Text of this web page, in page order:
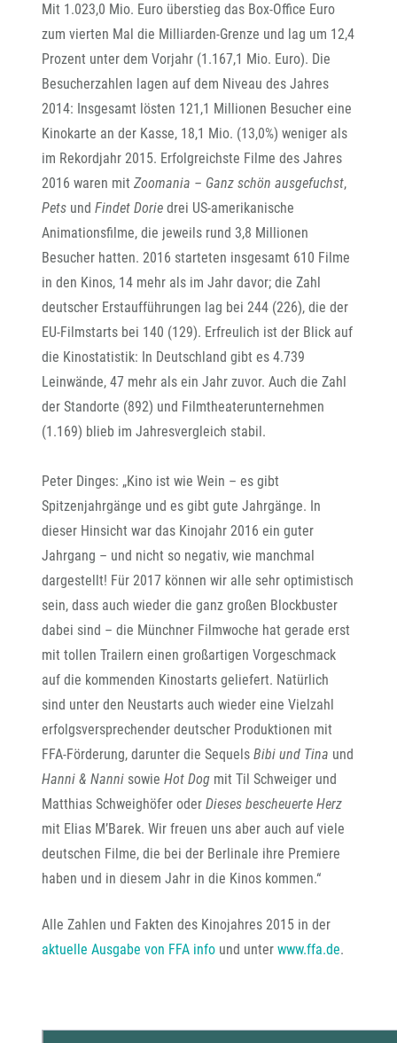
Mit 1.023,0 Mio. Euro überstieg das Box-Office Euro
zum vierten Mal die Milliarden-Grenze und lag um 12,4
Prozent unter dem Vorjahr (1.167,1 Mio. Euro). Die
Besucherzahlen lagen auf dem Niveau des Jahres
2014: Insgesamt lösten 121,1 Millionen Besucher eine
Kinokarte an der Kasse, 18,1 Mio. (13,0%) weniger als
im Rekordjahr 2015. Erfolgreichste Filme des Jahres
2016 waren mit Zoomania – Ganz schön ausgefuchst,
Pets und Findet Dorie drei US-amerikanische
Animationsfilme, die jeweils rund 3,8 Millionen
Besucher hatten. 2016 starteten insgesamt 610 Filme
in den Kinos, 14 mehr als im Jahr davor; die Zahl
deutscher Erstaufführungen lag bei 244 (226), die der
EU-Filmstarts bei 140 (129). Erfreulich ist der Blick auf
die Kinostatistik: In Deutschland gibt es 4.739
Leinwände, 47 mehr als ein Jahr zuvor. Auch die Zahl
der Standorte (892) und Filmtheaterunternehmen
(1.169) blieb im Jahresvergleich stabil.
Peter Dinges: „Kino ist wie Wein – es gibt
Spitzenjahrgänge und es gibt gute Jahrgänge. In
dieser Hinsicht war das Kinojahr 2016 ein guter
Jahrgang – und nicht so negativ, wie manchmal
dargestellt! Für 2017 können wir alle sehr optimistisch
sein, dass auch wieder die ganz großen Blockbuster
dabei sind – die Münchner Filmwoche hat gerade erst
mit tollen Trailern einen großartigen Vorgeschmack
auf die kommenden Kinostarts geliefert. Natürlich
sind unter den Neustarts auch wieder eine Vielzahl
erfolgsversprechender deutscher Produktionen mit
FFA-Förderung, darunter die Sequels Bibi und Tina und
Hanni & Nanni sowie Hot Dog mit Til Schweiger und
Matthias Schweighöfer oder Dieses bescheuerte Herz
mit Elias M’Barek. Wir freuen uns aber auch auf viele
deutschen Filme, die bei der Berlinale ihre Premiere
haben und in diesem Jahr in die Kinos kommen.“
Alle Zahlen und Fakten des Kinojahres 2015 in der
aktuelle Ausgabe von FFA info und unter www.ffa.de.